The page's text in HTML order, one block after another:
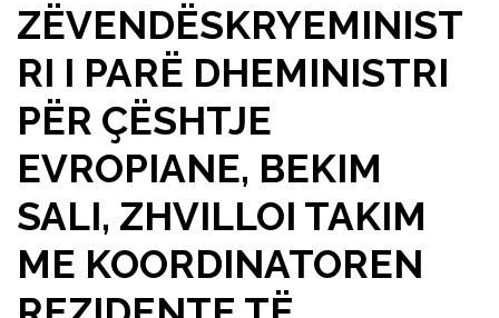
ZËVENDËSKRYEMINIST
RI I PARË DHEMINISTRI
PËR ÇËSHTJE
EVROPIANE, BEKIM
SALI, ZHVILLOI TAKIM
ME KOORDINATOREN